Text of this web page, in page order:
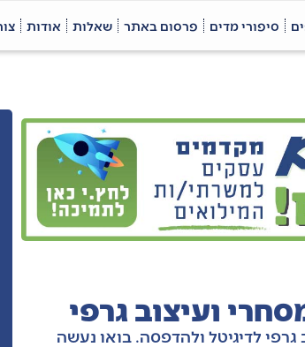
סיפורי מדים פרסום באתר שאלות אודות
גרפי לדיגיטל ולהדפסה. בואו נעשה